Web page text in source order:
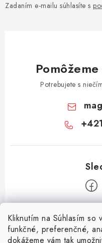
Kliknutím na Súhlasím so
funkčné, preferenčné,
dokážeme vám tak
Zadaním e-mailu súhlasíte s
Potrebujete s
Informácie pre vás